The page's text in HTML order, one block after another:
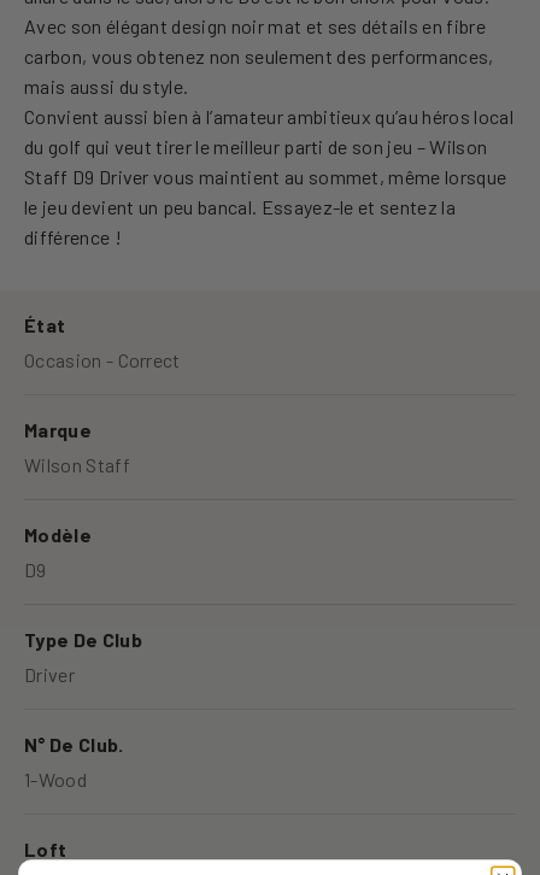
Avec son élégant design noir mat et ses détails en fibre
carbon, vous obtenez non seulement des performances,
mais aussi du style.
Convient aussi bien à l’amateur ambitieux qu’au héros local
du golf qui veut tirer le meilleur parti de son jeu – Wilson
Staff D9 Driver vous maintient au sommet, même lorsque
le jeu devient un peu bancal. Essayez-le et sentez la
différence !
État
Occasion - Correct
Marque
Wilson Staff
Modèle
D9
Type De Club
Driver
N° De Club.
1-Wood
Loft